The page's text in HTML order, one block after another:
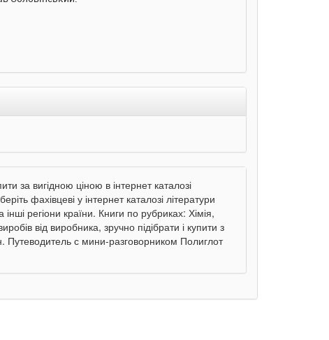
за вигідною ціною в інтернет каталозі
фахівцеві у інтернет каталозі літератури
регіони країни. Книги по рубриках: Хімія,
від виробника, зручно підібрати і купити з
Путеводитель с мини-разговорником Полиглот